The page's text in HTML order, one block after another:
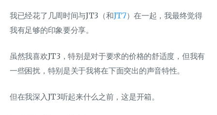
我已经花了几周时间与JT3（和JT7）在一起，我最终觉得
我有足够的印象要分享。
虽然我喜欢JT3，特别是对于要求的价格的舒适度，但我有
一些困扰，特别是关于我将在下面突出的声音特性。
但在我深入JT3听起来什么之前，这是开箱。